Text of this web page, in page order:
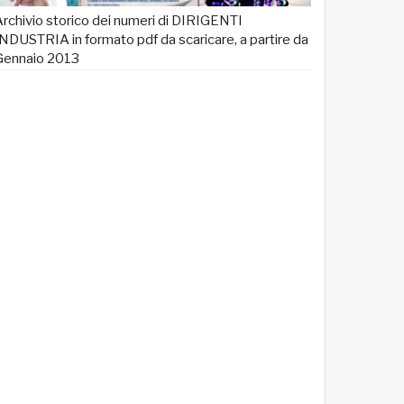
storico dei numeri di DIRIGENTI
in formato pdf da scaricare, a partire da
2013